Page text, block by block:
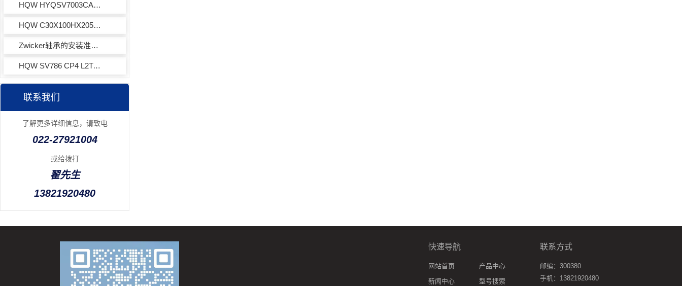
HQW HYQSV7003CACOWA7EQLD角接触球轴承
HQW C30X100HX205YQ4191 DRY航空航天轴承
Zwicker轴承的安装准备工作有哪些？
HQW SV786 CP4 L2TA XL001角接触球轴承
联系我们
了解更多详细信息，请致电
022-27921004
或给拨打
翟先生
13821920480
快速导航
网站首页
产品中心
新闻中心
型号搜索
联系方式
邮编：300380
手机：13821920480